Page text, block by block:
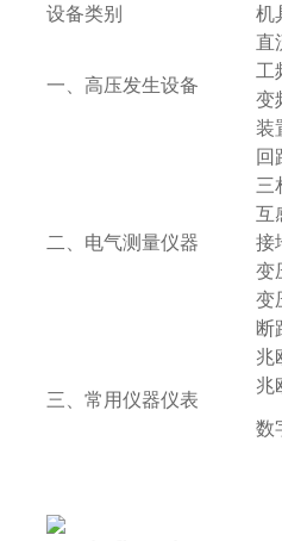
设备类别 机
一、高压发生设备
直
工
变
装
二、电气测量仪器
回
三
互
接
变
变
断
三、常用仪器仪表
兆
兆
数